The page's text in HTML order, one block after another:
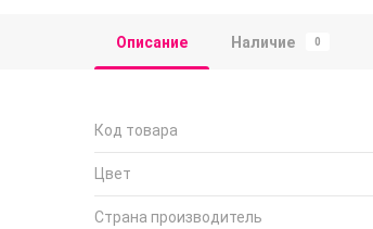
Описание Наличие 0
Код товара
Цвет
Страна производитель